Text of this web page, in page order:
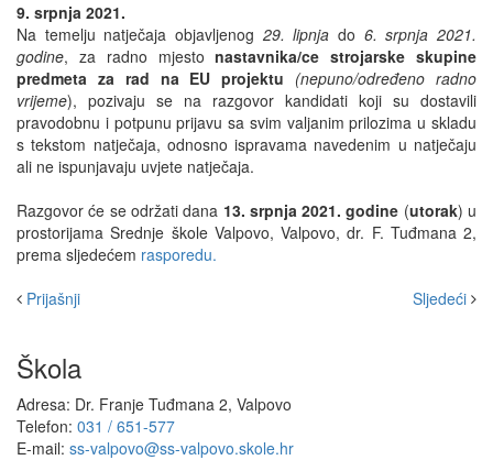
9. srpnja 2021.
Na temelju natječaja objavljenog 29. lipnjado 6. srpnja 2021.
godine, za radno mjestonastavnika/ce strojarske skupine
predmeta za rad na EU projektu (nepuno/određeno radno
vrijeme), pozivaju se na razgovor kandidati koji su dostavili
pravodobnu i potpunu prijavu sa svim valjanim prilozima u skladu
s tekstom natječaja, odnosno ispravama navedenim u natječaju
ali ne ispunjavaju uvjete natječaja.
Razgovor će se održati dana 13. srpnja 2021. godine (utorak) u
prostorijama Srednje škole Valpovo, Valpovo, dr. F. Tuđmana 2,
prema sljedećem rasporedu.
Prijašnji
Sljedeći
Škola
Adresa: Dr. Franje Tuđmana 2, Valpovo
Telefon: 031 / 651-577
E-mail: ss-valpovo@ss-valpovo.skole.hr